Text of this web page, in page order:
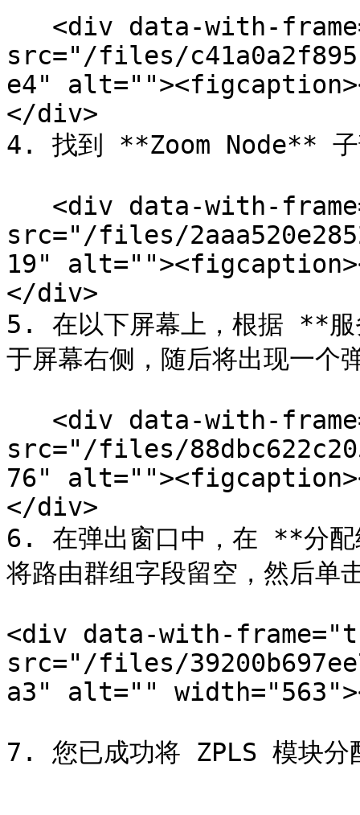
src="/files/
e4"
</div>
4. 找到 **Zoom Node**
src="/files/
19"
</div>
5. 在以下屏幕上，根据 **
于屏幕右侧，随后将出现一个
src="/files/
76"
</div>
6. 在弹出窗口中，在 **分配
将路由群组字段留空，然后
<div data-with-
src="/files/
a3" alt=""
7. 您已成功将 ZPLS 模块分